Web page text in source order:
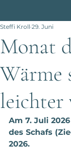
Monat
Wärme
leichter
Steffi Kroll 29. Juni
Am 7. Juli
des Schafs
2026.